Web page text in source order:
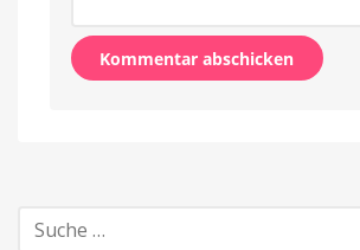
Suche
nach: